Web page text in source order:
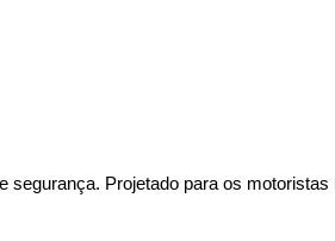
Projetado para os